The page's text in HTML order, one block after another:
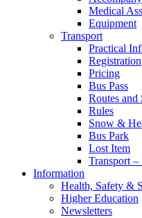
Medical
Equipment
Transport
Practical
Registration
Pricing
Bus Pass
Routes and
Rules
Snow &
Bus Park
Lost Item
Transport –
Information
Health, Safety &
Higher Education
Newsletters